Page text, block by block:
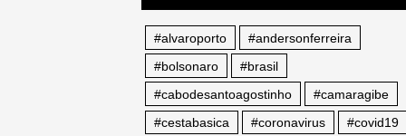
#alvaroporto
#andersonferreira
#bolsonaro
#brasil
#cabodesantoagostinho
#camaragibe
#cestabasica
#coronavirus
#covid19